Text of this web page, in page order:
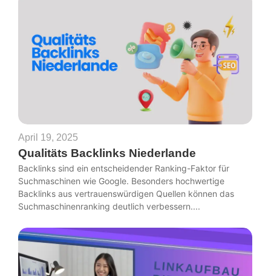
April 19, 2025
Qualitäts Backlinks Niederlande
Backlinks sind ein entscheidender Ranking-Faktor für
Suchmaschinen wie Google. Besonders hochwertige
Backlinks aus vertrauenswürdigen Quellen können das
Suchmaschinenranking deutlich verbessern....